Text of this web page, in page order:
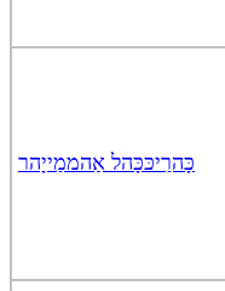
כָּהרַיכּכָּהל אַהממַייָהר